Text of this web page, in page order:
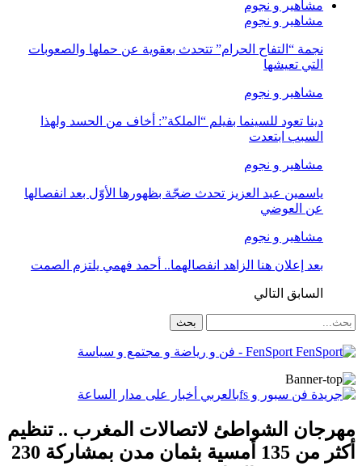
مشاهير و نجوم
مشاهير و نجوم
نجمة “التفاح الحرام” تتحدث بعقوية عن حملها والصعوبات
التي تعيشها
مشاهير و نجوم
دينا تعود للسينما بفيلم “الملكة”: أخاف من الحسد ولهذا
السبب ابتعدت
مشاهير و نجوم
ياسمين عبد العزيز تحدث ضجّة بظهورها الأوّل بعد انفصالها
عن العوضي
مشاهير و نجوم
بعد إعلان هنا الزاهد انفصالهما.. أحمد فهمي يلتزم الصمت
السابق التالي
FenSport - فن و رياضة و مجتمع و سياسة
مهرجان الشواطئ لاتصالات المغرب .. تنظيم
أكثر من 135 أمسية بثمان مدن بمشاركة 230